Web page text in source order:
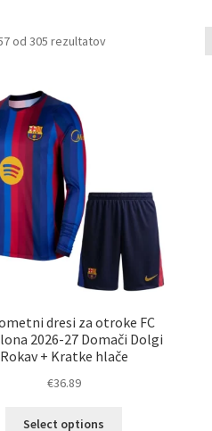
od 305 rezultatovSorted
dresi za otroke FC
2026-27 Domači Dolgi
Rokav + Kratke hlače
€36.89
Select options